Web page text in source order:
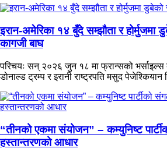
इरान-अमेरिका १४ बुँदे सम्झौता र होर्मुजमा
कागजी बाघ
परिचयः सन् २०२६ जुन १८ मा फ्रान्सको भर्साइल्स
डोनाल्ड ट्रम्प र इरानी राष्ट्रपति मसुद
“तीनको एकमा संयोजन” – कम्युनिष्ट
हस्तान्तरणको आधार